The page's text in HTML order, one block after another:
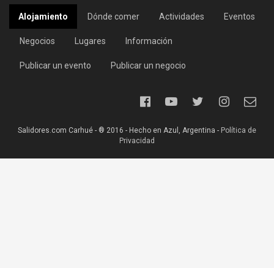
Alojamiento Dónde comer Actividades Eventos
Negocios Lugares Información
Publicar un evento Publicar un negocio
Salidores.com Carhué - ® 2016 - Hecho en Azul, Argentina - Política de
Privacidad